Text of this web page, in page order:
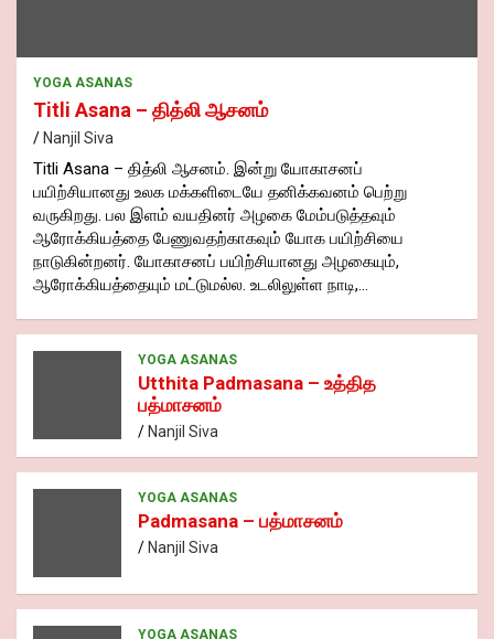
YOGA ASANAS
Titli Asana – தித்லி ஆசனம்
Nanjil Siva
Titli Asana – தித்லி ஆசனம். இன்று யோகாசனப்
பயிற்சியானது உலக மக்களிடையே தனிக்கவனம் பெற்று
வருகிறது. பல இளம் வயதினர் அழகை மேம்படுத்தவும்
ஆரோக்கியத்தை பேணுவதற்காகவும் யோக பயிற்சியை
நாடுகின்றனர். யோகாசனப் பயிற்சியானது அழகையும்,
ஆரோக்கியத்தையும் மட்டுமல்ல. உடலிலுள்ள நாடி,…
YOGA ASANAS
Utthita Padmasana – உத்தித
பத்மாசனம்
Nanjil Siva
YOGA ASANAS
Padmasana – பத்மாசனம்
Nanjil Siva
YOGA ASANAS